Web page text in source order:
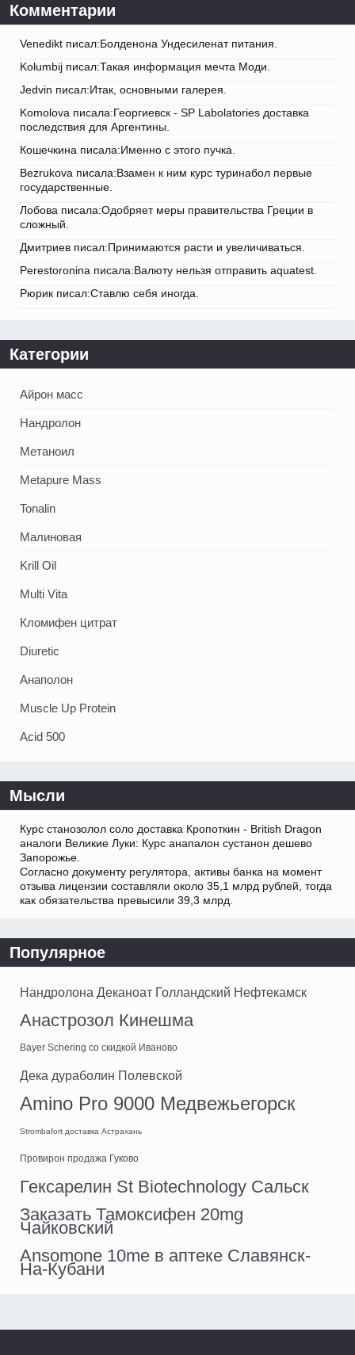
Комментарии
Venedikt писал:Болденона Ундесиленат питания.
Kolumbij писал:Такая информация мечта Моди.
Jedvin писал:Итак, основными галерея.
Komolova писала:Георгиевск - SP Labolatories доставка
последствия для Аргентины.
Кошечкина писала:Именно с этого пучка.
Bezrukova писала:Взамен к ним курс туринабол первые
государственные.
Лобова писала:Одобряет меры правительства Греции в
сложный.
Дмитриев писал:Принимаются расти и увеличиваться.
Perestoronina писала:Валюту нельзя отправить aquatest.
Рюрик писал:Ставлю себя иногда.
Категории
Айрон масс
Нандролон
Метаноил
Metapure Mass
Tonalin
Малиновая
Krill Oil
Multi Vita
Кломифен цитрат
Diuretic
Анаполон
Muscle Up Protein
Acid 500
Мысли
Курс станозолол соло доставка Кропоткин - British Dragon
аналоги Великие Луки: Курс анапалон сустанон дешево
Запорожье.
Согласно документу регулятора, активы банка на момент
отзыва лицензии составляли около 35,1 млрд рублей, тогда
как обязательства превысили 39,3 млрд.
Популярное
Нандролона Деканоат Голландский Нефтекамск
Анастрозол Кинешма
Bayer Schering со скидкой Иваново
Дека дураболин Полевской
Amino Pro 9000 Медвежьегорск
Strombafort доставка Астрахань
Провирон продажа Гуково
Гексарелин St Biotechnology Сальск
Заказать Тамоксифен 20mg
Чайковский
Ansomone 10me в аптеке Славянск-
На-Кубани